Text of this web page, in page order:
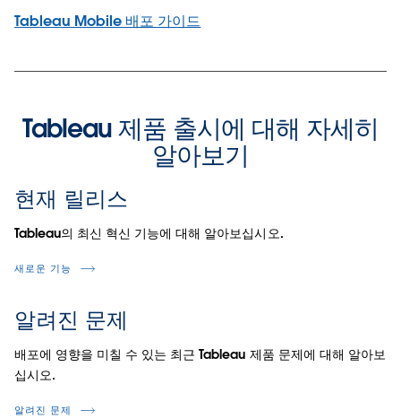
Tableau Mobile 배포 가이드
Tableau 제품 출시에 대해 자세히
알아보기
현재 릴리스
Tableau의 최신 혁신 기능에 대해 알아보십시오.
새로운 기능
알려진 문제
배포에 영향을 미칠 수 있는 최근 Tableau 제품 문제에 대해 알아보
십시오.
알려진 문제